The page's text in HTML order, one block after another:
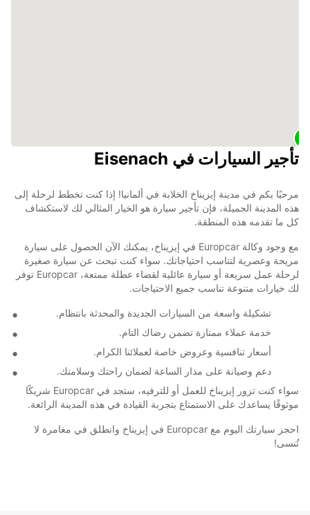
تأجير السيارات في Eisenach
مرحبًا بكم في مدينة إيزيناخ الخلابة في ألمانيا! إذا كنت تخطط لرحلة إلى
هذه المدينة الجميلة، فإن تأجير سيارة هو الخيار المثالي لك لاستكشاف
كل ما تقدمه هذه المنطقة.
مع وجود وكالة Europcar في إيزيناخ، يمكنك الآن الحصول على سيارة
مريحة وعصرية لتناسب احتياجاتك. سواء كنت تبحث عن سيارة صغيرة
لرحلة عمل سريعة أو سيارة عائلية لقضاء عطلة ممتعة، Europcar توفر
لك خيارات متنوعة تناسب جميع الاحتياجات.
تشكيلة واسعة من السيارات الجديدة والمحدثة بانتظام.
خدمة عملاء ممتازة تضمن رضاك التام.
أسعار تنافسية وعروض خاصة لعملائنا الكرام.
دعم وصيانة على مدار الساعة لضمان راحتك وسلامتك.
سواء كنت تزور إيزيناخ للعمل أو للترفيه، ستجد في Europcar شريكًا
موثوقًا يساعدك على الاستمتاع بتجربة القيادة في هذه المدينة الرائعة.
احجز سيارتك اليوم مع Europcar في إيزيناخ وانطلق في مغامرة لا
تُنسى!